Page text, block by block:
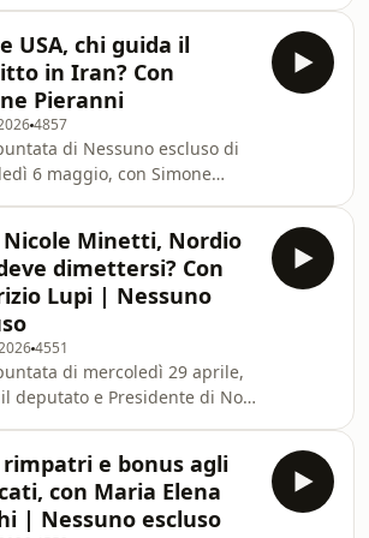
imparato dalla pandemia.
il divulgatore politico Raffaele
abbiamo dibattuto di legge
e futuro del Governo
In studio Chiara Piotto e
Learn more about your ad
Visit
adchoices
USA, chi guida il
in Iran? Con
Pieranni
4857
di Nessuno escluso di
6 maggio, con Simone
prossimo incontro tra Trump
In studio Chiara Piotto,
Pietro Forti e
Maini. Learn more about
choices. Visit
adchoices
Nicole Minetti, Nordio
dimettersi? Con
Lupi | Nessuno
4551
di mercoledì 29 aprile,
deputato e Presidente di Noi
di salario giusto e di piano
In studio Chiara Piotto,
e Carlo Notarpietro. Learn
rimpatri e bonus agli
con Maria Elena
| Nessuno escluso